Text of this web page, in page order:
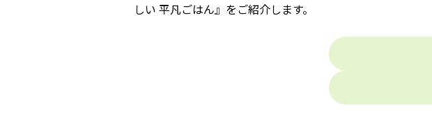
しい 平凡ごはん』をご紹介します。